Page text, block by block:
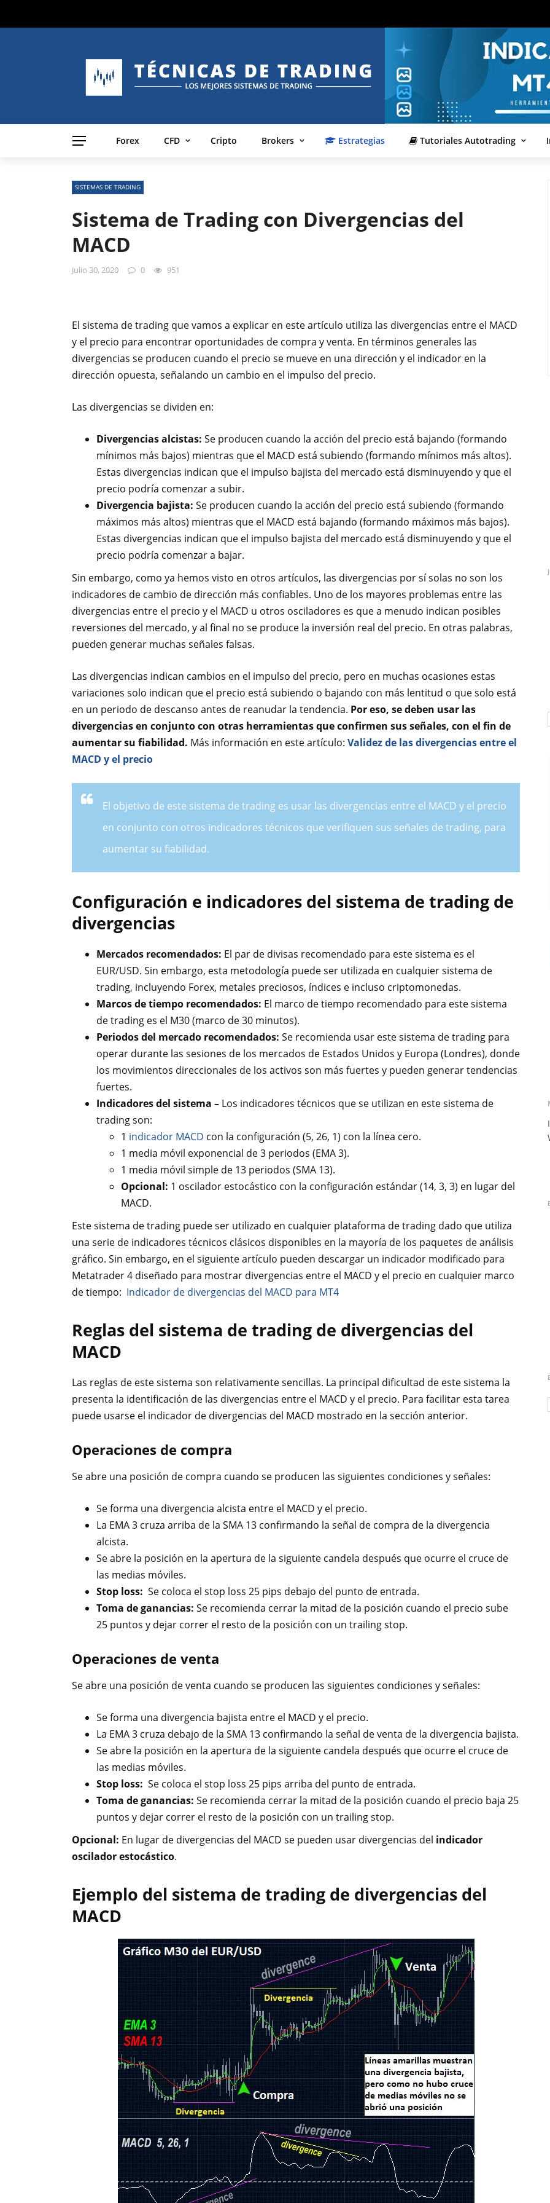
Forex CFD Cripto Brokers Estrategias Tutoriales Autotrading
SISTEMAS DE TRADING
Sistema de Trading con Divergencias del
MACD
Julio 30, 2020 0 951
El sistema de trading que vamos a explicar en este artículo utiliza las divergencias entre el MACD
y el precio para encontrar oportunidades de compra y venta. En términos generales las
divergencias se producen cuando el precio se mueve en una dirección y el indicador en la
dirección opuesta, señalando un cambio en el impulso del precio.
Las divergencias se dividen en:
Divergencias alcistas: Se producen cuando la acción del precio está bajando (formando
mínimos más bajos) mientras que el MACD está subiendo (formando mínimos más altos).
Estas divergencias indican que el impulso bajista del mercado está disminuyendo y que el
precio podría comenzar a subir.
Divergencia bajista: Se producen cuando la acción del precio está subiendo (formando
máximos más altos) mientras que el MACD está bajando (formando máximos más bajos).
Estas divergencias indican que el impulso bajista del mercado está disminuyendo y que el
precio podría comenzar a bajar.
Sin embargo, como ya hemos visto en otros artículos, las divergencias por sí solas no son los
indicadores de cambio de dirección más confiables. Uno de los mayores problemas entre las
divergencias entre el precio y el MACD u otros osciladores es que a menudo indican posibles
reversiones del mercado, y al final no se produce la inversión real del precio. En otras palabras,
pueden generar muchas señales falsas.
Las divergencias indican cambios en el impulso del precio, pero en muchas ocasiones estas
variaciones solo indican que el precio está subiendo o bajando con más lentitud o que solo está
en un periodo de descanso antes de reanudar la tendencia. Por eso, se deben usar las
divergencias en conjunto con otras herramientas que confirmen sus señales, con el fin de
aumentar su fiabilidad. Más información en este artículo: Validez de las divergencias entre el
MACD y el precio
El objetivo de este sistema de trading es usar las divergencias entre el MACD y el precio
en conjunto con otros indicadores técnicos que verifiquen sus señales de trading, para
aumentar su fiabilidad.
Configuración e indicadores del sistema de trading de
divergencias
Mercados recomendados: El par de divisas recomendado para este sistema es el
EUR/USD. Sin embargo, esta metodología puede ser utilizada en cualquier sistema de
trading, incluyendo Forex, metales preciosos, índices e incluso criptomonedas.
Marcos de tiempo recomendados: El marco de tiempo recomendado para este sistema
de trading es el M30 (marco de 30 minutos).
Periodos del mercado recomendados: Se recomienda usar este sistema de trading para
operar durante las sesiones de los mercados de Estados Unidos y Europa (Londres), donde
los movimientos direccionales de los activos son más fuertes y pueden generar tendencias
fuertes.
Indicadores del sistema – Los indicadores técnicos que se utilizan en este sistema de
trading son:
1 indicador MACD con la configuración (5, 26, 1) con la línea cero.
1 media móvil exponencial de 3 periodos (EMA 3).
1 media móvil simple de 13 periodos (SMA 13).
Opcional: 1 oscilador estocástico con la configuración estándar (14, 3, 3) en lugar del
MACD.
Este sistema de trading puede ser utilizado en cualquier plataforma de trading dado que utiliza
una serie de indicadores técnicos clásicos disponibles en la mayoría de los paquetes de análisis
gráfico. Sin embargo, en el siguiente artículo pueden descargar un indicador modificado para
Metatrader 4 diseñado para mostrar divergencias entre el MACD y el precio en cualquier marco
de tiempo: Indicador de divergencias del MACD para MT4
Reglas del sistema de trading de divergencias del
MACD
Las reglas de este sistema son relativamente sencillas. La principal dificultad de este sistema la
presenta la identificación de las divergencias entre el MACD y el precio. Para facilitar esta tarea
puede usarse el indicador de divergencias del MACD mostrado en la sección anterior.
Operaciones de compra
Se abre una posición de compra cuando se producen las siguientes condiciones y señales:
Se forma una divergencia alcista entre el MACD y el precio.
La EMA 3 cruza arriba de la SMA 13 confirmando la señal de compra de la divergencia
alcista.
Se abre la posición en la apertura de la siguiente candela después que ocurre el cruce de
las medias móviles.
Stop loss: Se coloca el stop loss 25 pips debajo del punto de entrada.
Toma de ganancias: Se recomienda cerrar la mitad de la posición cuando el precio sube
25 puntos y dejar correr el resto de la posición con un trailing stop.
Operaciones de venta
Se abre una posición de venta cuando se producen las siguientes condiciones y señales:
Se forma una divergencia bajista entre el MACD y el precio.
La EMA 3 cruza debajo de la SMA 13 confirmando la señal de venta de la divergencia bajista.
Se abre la posición en la apertura de la siguiente candela después que ocurre el cruce de
las medias móviles.
Stop loss: Se coloca el stop loss 25 pips arriba del punto de entrada.
Toma de ganancias: Se recomienda cerrar la mitad de la posición cuando el precio baja 25
puntos y dejar correr el resto de la posición con un trailing stop.
Opcional: En lugar de divergencias del MACD se pueden usar divergencias del indicador
oscilador estocástico.
Ejemplo del sistema de trading de divergencias del
MACD